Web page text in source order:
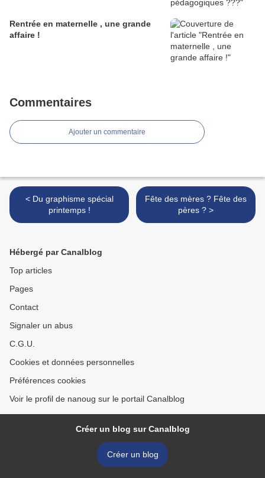
Rentrée en maternelle , une grande
affaire !
Commentaires
Ajouter un commentaire
< Du graphisme spécial
printemps !
Fête des mères ? Fête des
pères ? >
Hébergé par Canalblog
Top articles
Pages
Contact
Signaler un abus
C.G.U.
Cookies et données personnelles
Préférences cookies
Voir le profil de nanoug sur le portail Canalblog
Créer un blog sur Canalblog
Créer un blog